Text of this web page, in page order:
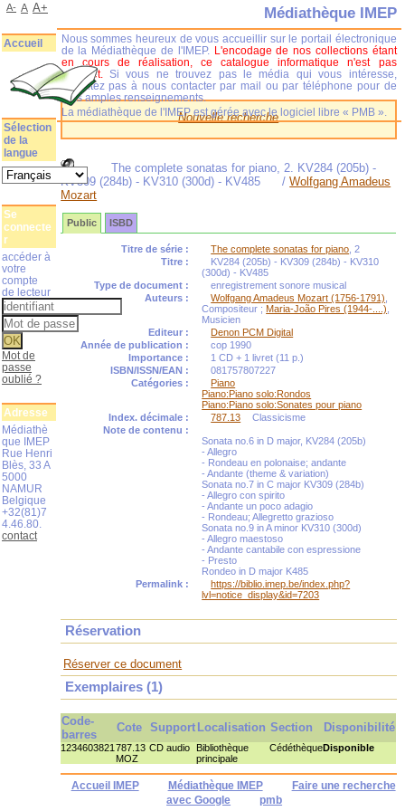
Nouvelle recherche
The complete sonatas for piano, 2. KV284 (205b) -
KV309 (284b) - KV310 (300d) - KV485
/Wolfgang Amadeus
Mozart
Public ISBD
Titre de série : The complete sonatas for piano , 2
Titre :
KV284 (205b) - KV309 (284b) - KV310
(300d) - KV485
Type de document :
enregistrement sonore musical
Auteurs :
Wolfgang Amadeus Mozart (1756-1791)
Compositeur ;Maria-João Pires (1944-....)
Musicien
Editeur :
Denon PCM Digital
Année de publication :
cop 1990
Importance :
1 CD + 1 livret (11 p.)
ISBN/ISSN/EAN :
081757807227
Catégories :
Piano
Piano:Piano solo:Rondos
Piano:Piano solo:Sonates pour piano
Index. décimale :
787.13
Classicisme
Note de contenu :
Sonata no.6 in D major, KV284 (205b)
- Allegro
- Rondeau en polonaise; andante
- Andante (theme & variation)
Sonata no.7 in C major KV309 (284b)
- Allegro con spirito
- Andante un poco adagio
- Rondeau; Allegretto grazioso
Sonata no.9 in A minor KV310 (300d)
- Allegro maestoso
- Andante cantabile con espressione
- Presto
Rondeo in D major K485
Permalink :
https://biblio.imep.be/index.php?
lvl=notice_display&id=7203
Réservation
Réserver ce document
Exemplaires (1)
Code-
barres
Cote Support Localisation Section Disponibilité
1234603821 787.13
MOZ
CD audio
Bibliothèque
principale
CédéthèqueDisponible
Accueil IMEP Médiathèque IMEP
Faire une recherche
avec Google
pmb
Médiathèque IMEP
Nous sommes heureux de vous accueillir sur le portail électronique
de la Médiathèque de l'IMEP. L'encodage de nos collections étant
en cours de réalisation, ce catalogue informatique n'est pas
complet.
Si vous ne trouvez pas le média qui vous intéresse,
n'hésitez pas à nous contacter par mail ou par téléphone pour de
plus amples renseignements.
La médiathèque de l'IMEP est gérée avec le logiciel libre « PMB ».
A- A A+
Accueil
Sélection
de la
langue
Se
connecte
r
accéder à
votre
compte
de lecteur
Mot de
passe
oublié ?
Adresse
Médiathè
que IMEP
Rue Henri
Blès, 33 A
5000
NAMUR
Belgique
+32(81)7
4.46.80.
contact